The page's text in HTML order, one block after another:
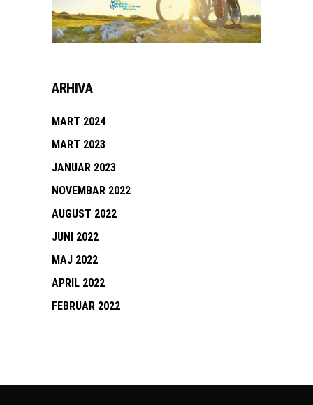
ARHIVA
MART 2024
MART 2023
JANUAR 2023
NOVEMBAR 2022
AUGUST 2022
JUNI 2022
MAJ 2022
APRIL 2022
FEBRUAR 2022